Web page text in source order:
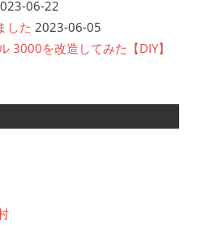
06-22
した 2023-06-05
3000を改造してみた【DIY】